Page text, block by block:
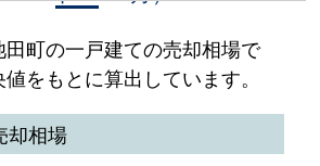
町の一戸建ての売却相場で
をもとに算出しています。
却相場